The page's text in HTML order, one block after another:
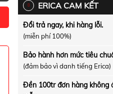
ERICA CAM KẾT
Đổi trả ngay, khi hàng lỗi.
(miễn phí 100%)
Bảo hành hơn mức tiêu
(đảm bảo vì danh tiếng Erica)
Đền 100tr đơn hàng không